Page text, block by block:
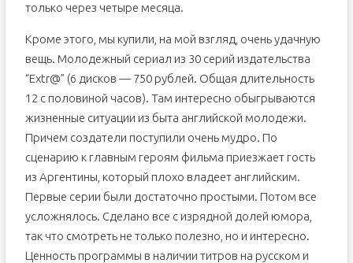
только через четыре месяца.
Кроме этого, мы купили, на мой взгляд, очень удачную
вещь. Молодежный сериал из 30 серий издательства
“Extr@” (6 дисков — 750 рублей. Общая длительность
12 с половиной часов). Там интересно обыгрываются
жизненные ситуации из быта английской молодежи.
Причем создатели поступили очень мудро. По
сценарию к главным героям фильма приезжает гость
из Аргентины, который плохо владеет английским.
Первые серии были достаточно простыми. Потом все
усложнялось. Сделано все с изрядной долей юмора,
так что смотреть не только полезно, но и интересно.
Ценность программы в наличии титров на русском и